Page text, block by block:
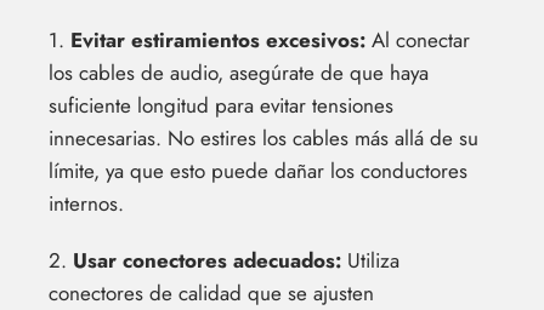
1. Evitar estiramientos excesivos: Al conectar
los cables de audio, asegúrate de que haya
suficiente longitud para evitar tensiones
innecesarias. No estires los cables más allá de su
límite, ya que esto puede dañar los conductores
internos.
2. Usar conectores adecuados: Utiliza
conectores de calidad que se ajusten